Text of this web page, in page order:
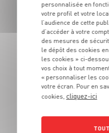
LES
À
Vous souhaitez connaitre
Grand Frais habituel ?
plus
personnalisée en
votre profil et votre
l’audience de cette
d’accéder à votre
des mesures de
le dépôt des cookies
les cookies » ci-
vos choix à tout
« personnaliser les
votre écran. Pour en
cookies, cliquez-ici